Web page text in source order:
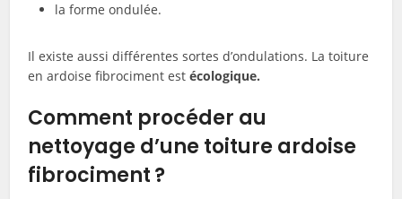
la forme ondulée.
Il existe aussi différentes sortes d’ondulations. La toiture
en ardoise fibrociment estécologique.
Comment procéder au
nettoyage d’une toiture ardoise
fibrociment ?